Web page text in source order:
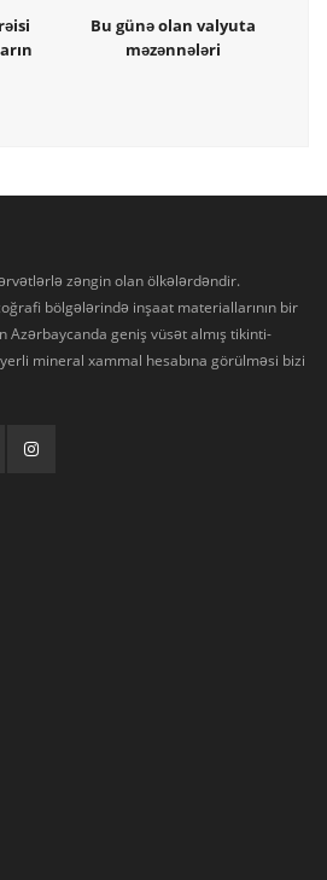
Bu günə olan valyuta
məzənnələri
zəngin olan ölkələrdəndir.
bölgələrində inşaat materiallarının bir
Azərbaycanda geniş vüsət almış tikinti-
mineral xammal hesabına görülməsi bizi